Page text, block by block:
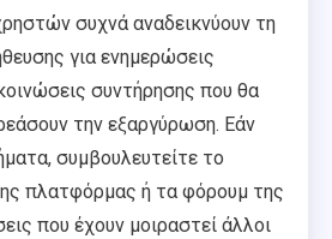
συχνά αναδεικνύουν τη
για ενημερώσεις
συντήρησης που θα
την εξαργύρωση. Εάν
συμβουλευτείτε το
πλατφόρμας ή τα φόρουμ της
που έχουν μοιραστεί άλλοι